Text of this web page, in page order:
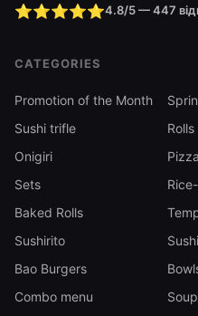
⭐⭐⭐⭐⭐4.8/5 — 447
CATEGORIES
Promotion of the Month
Sushi trifle
Rolls
Onigiri
Pizza
Sets
Baked Rolls
Sushirito
Bao Burgers
Combo menu